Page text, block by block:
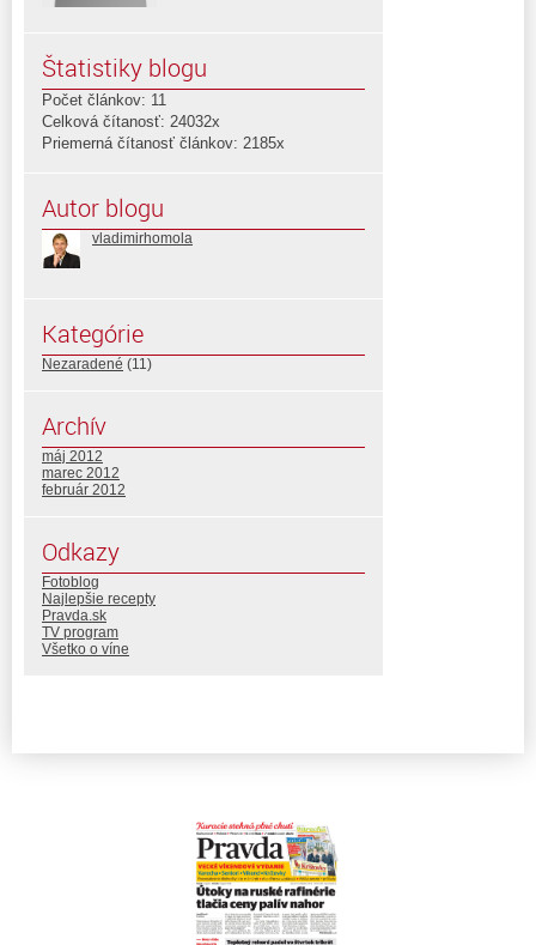
Štatistiky blogu
Počet článkov: 11
Celková čítanosť: 24032x
Priemerná čítanosť článkov: 2185x
Autor blogu
vladimirhomola
Kategórie
Nezaradené (11)
Archív
máj 2012
marec 2012
február 2012
Odkazy
Fotoblog
Najlepšie recepty
Pravda.sk
TV program
Všetko o víne